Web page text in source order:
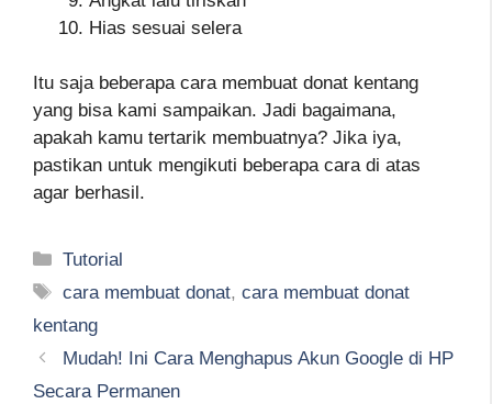
Hias sesuai selera
Itu saja beberapa cara membuat donat kentang
yang bisa kami sampaikan. Jadi bagaimana,
apakah kamu tertarik membuatnya? Jika iya,
pastikan untuk mengikuti beberapa cara di atas
agar berhasil.
Kategori
Tutorial
Tag
cara membuat donat,cara membuat donat
kentang
Mudah! Ini Cara Menghapus Akun Google di HP
Secara Permanen